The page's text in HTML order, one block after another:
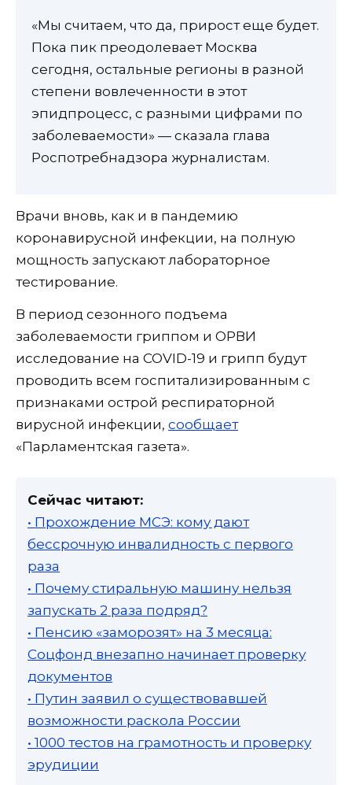
«Мы считаем, что да, прирост еще будет.
Пока пик преодолевает Москва
сегодня, остальные регионы в разной
степени вовлеченности в этот
эпидпроцесс, с разными цифрами по
заболеваемости» — сказала глава
Роспотребнадзора журналистам.
Врачи вновь, как и в пандемию
коронавирусной инфекции, на полную
мощность запускают лабораторное
тестирование.
В период сезонного подъема
заболеваемости гриппом и ОРВИ
исследование на COVID-19 и грипп будут
проводить всем госпитализированным с
признаками острой респираторной
вирусной инфекции, сообщает
«Парламентская газета».
Сейчас читают:
• Прохождение МСЭ: кому дают
бессрочную инвалидность с первого
раза
• Почему стиральную машину нельзя
запускать 2 раза подряд?
• Пенсию «заморозят» на 3 месяца:
Соцфонд внезапно начинает проверку
документов
• Путин заявил о существовавшей
возможности раскола России
• 1000 тестов на грамотность и проверку
эрудиции